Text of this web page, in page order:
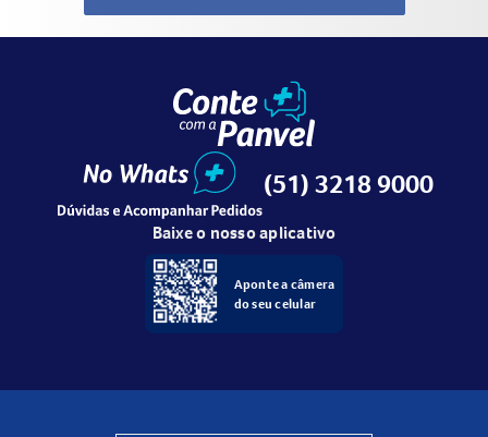
(51) 3218 9000
Baixe o nosso aplicativo
Aponte a câmera
do seu celular